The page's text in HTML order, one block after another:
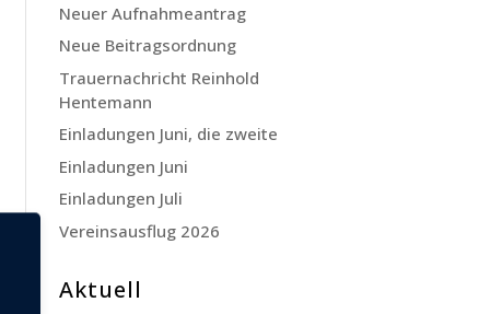
Neuer Aufnahmeantrag
Neue Beitragsordnung
Trauernachricht Reinhold
Hentemann
Einladungen Juni, die zweite
Einladungen Juni
Einladungen Juli
Vereinsausflug 2026
Aktuell